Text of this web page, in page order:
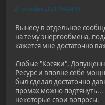
21 октября 2021, 14:24:58
Вынесу в отдельное
на тему энергообмена,
кажется мне достаточно
Любые "Косяки",
Ресурс и вполне себе
был сделал достаточно
промах можно подтянуть...
некоторые свои вопросы.